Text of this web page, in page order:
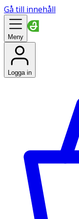
Gå till innehåll
Meny
Logga in